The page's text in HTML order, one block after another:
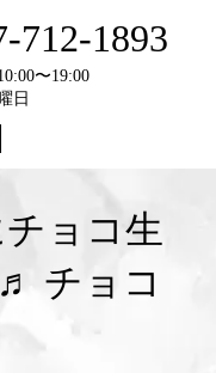
712-1893
〜19:00
日
ョコ生
チョコ